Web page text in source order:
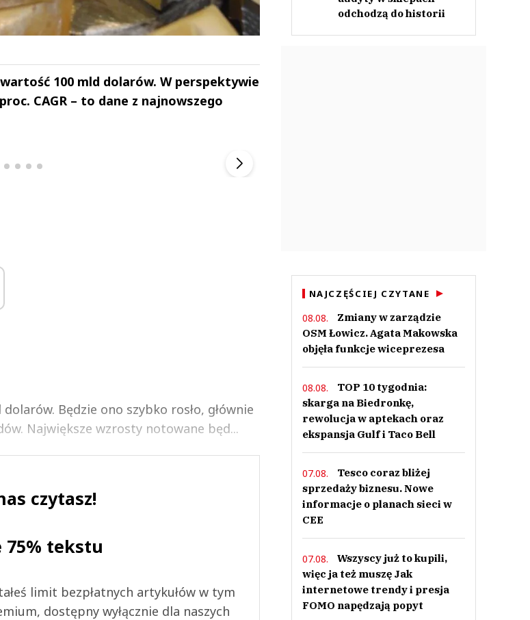
100 mld dolarów. W perspektywie
CAGR – to dane z najnowszego
Będzie ono szybko rosło, głównie
Największe wzrosty notowane będ...
czytasz!
75% tekstu
limit bezpłatnych artykułów w tym
dostępny wyłącznie dla naszych
odchodzą do historii
NAJCZĘŚCIEJ CZYTANE
08.08.
Zmiany w zarządzie
OSM Łowicz. Agata Makowska
objęła funkcje wiceprezesa
08.08.
TOP 10 tygodnia:
skarga na Biedronkę,
rewolucja w aptekach oraz
ekspansja Gulf i Taco Bell
07.08.
Tesco coraz bliżej
sprzedaży biznesu. Nowe
informacje o planach sieci w
CEE
07.08.
Wszyscy już to kupili,
więc ja też muszę Jak
internetowe trendy i presja
FOMO napędzają popyt